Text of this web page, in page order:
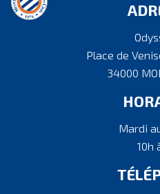
Place de
34000
Mardi
10h